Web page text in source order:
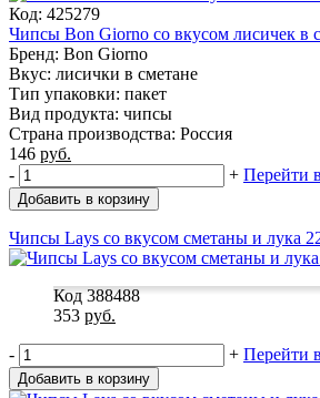
Код: 425279
Чипсы Bon Giorno со вкусом лисичек в
Бренд: Bon Giorno
Вкус: лисички в сметане
Тип упаковки: пакет
Вид продукта: чипсы
Страна производства: Россия
146 руб.
-
+ Перейти
Добавить в корзину
Чипсы Lays со вкусом сметаны и лука
Код 388488
353 руб.
- + Перейти
Добавить в корзину